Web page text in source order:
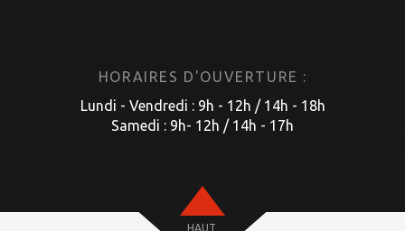
HORAIRES D'OUVERTURE :
Lundi - Vendredi : 9h - 12h / 14h - 18h
Samedi : 9h- 12h / 14h - 17h
HAUT